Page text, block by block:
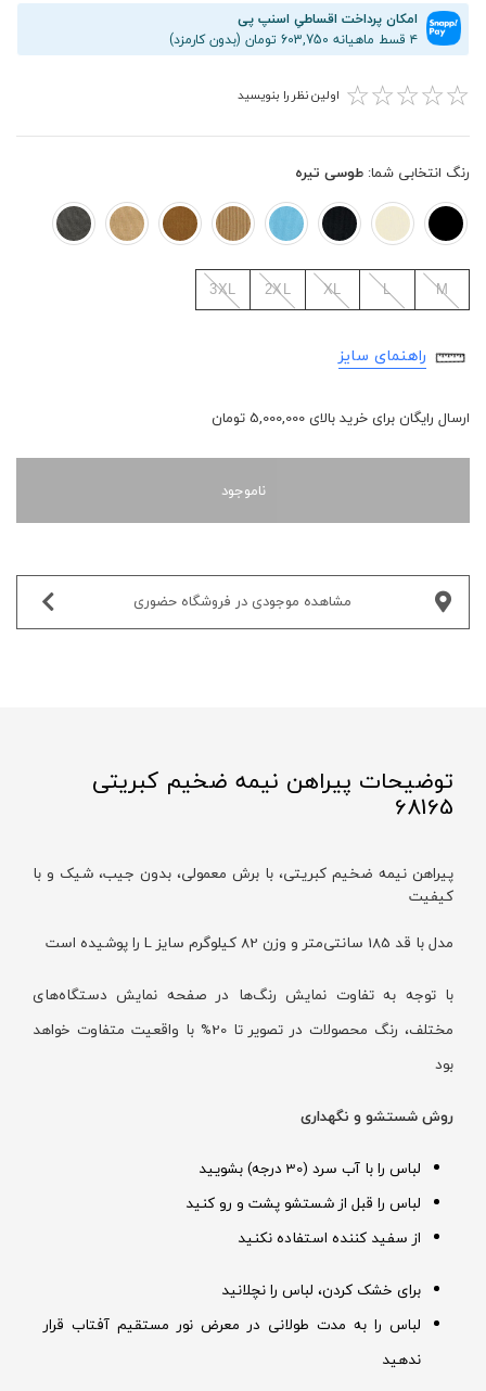
امکان پرداخت اقساطیِ اسنپ پی
۴ قسط ماهیانه 603,750 تومان (بدون کارمزد)
☆
☆
☆
☆
☆ اولین نظر را بنویسید
رنگ انتخابی شما: طوسی تیره
M
L
XL
2XL
3XL
راهنمای سایز
ارسال رایگان برای خرید بالای 5,000,000 تومان
ناموجود
مشاهده موجودی در فروشگاه حضوری‌
توضیحات پیراهن نیمه ضخیم کبریتی
68165
پیراهن نیمه ضخیم کبریتی، با برش معمولی، بدون جیب، شیک و با
کیفیت
مدل با قد 185 سانتی‌متر و وزن 82 کیلوگرم سایز L را پوشیده است
با توجه به تفاوت نمایش رنگ‌ها در صفحه نمایش دستگاه‌های
مختلف، رنگ محصولات در تصویر تا 20% با واقعیت متفاوت خواهد
بود
روش شستشو و نگهداری
لباس را با آب سرد (30 درجه) بشویید
لباس را قبل از شستشو پشت و رو کنید
از سفید کننده استفاده نکنید
برای خشک کردن، لباس را نچلانید
لباس را به مدت طولانی در معرض نور مستقیم آفتاب قرار
ندهید